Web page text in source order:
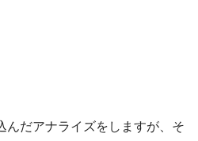
んだアナライズをしますが、そ